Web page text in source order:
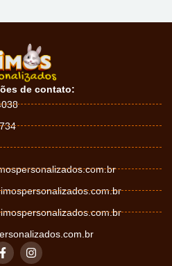
de contato: